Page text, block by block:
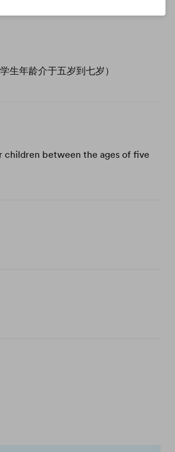
生年龄介于五岁到七岁）
children between the ages of five